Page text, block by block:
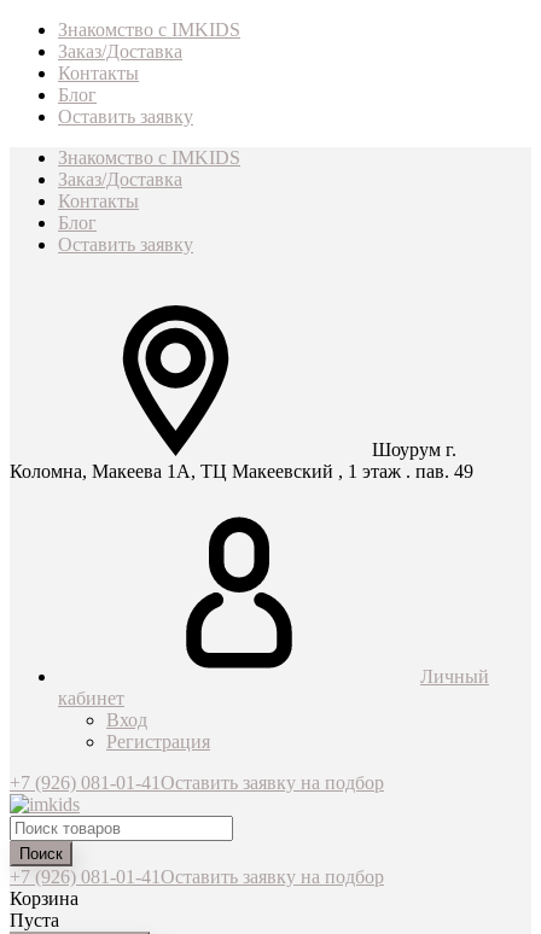
Знакомство с IMKIDS
Заказ/Доставка
Контакты
Блог
Оставить заявку
Знакомство с IMKIDS
Заказ/Доставка
Контакты
Блог
Оставить заявку
Шоурум г.
Коломна, Макеева 1А, ТЦ Макеевский , 1 этаж . пав. 49
Личный
кабинет
Вход
Регистрация
+7 (926) 081-01-41Оставить заявку на подбор
Поиск
+7 (926) 081-01-41Оставить заявку на подбор
Корзина
Пуста